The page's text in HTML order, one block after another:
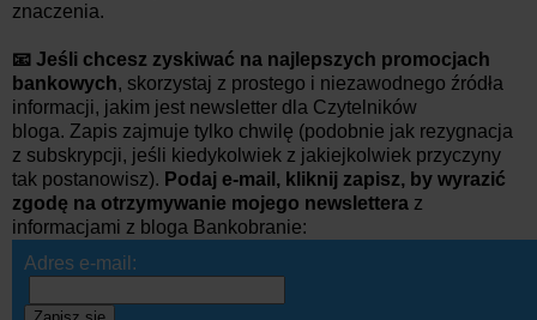
znaczenia.
📧 Jeśli chcesz zyskiwać na najlepszych promocjach
bankowych, skorzystaj z prostego i niezawodnego źródła
informacji, jakim jest newsletter dla Czytelników
bloga. Zapis zajmuje tylko chwilę (podobnie jak rezygnacja
z subskrypcji, jeśli kiedykolwiek z jakiejkolwiek przyczyny
tak postanowisz). Podaj e-mail, kliknij zapisz, by wyrazić
zgodę na otrzymywanie mojego newslettera z
informacjami z bloga Bankobranie:
Adres e-mail: